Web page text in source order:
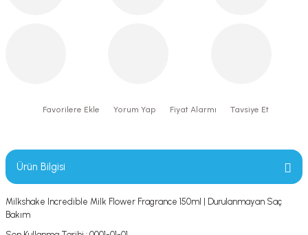
Yorum Yap Fiyat Alarmı Tavsiye Et
Ürün Bilgisi
Milkshake Incredible Milk Flower Fragrance 150ml | Durulanmayan Saç
Bakım